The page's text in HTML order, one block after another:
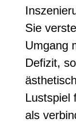
Sie
Umgang
Defizit,
Lustspiel
als